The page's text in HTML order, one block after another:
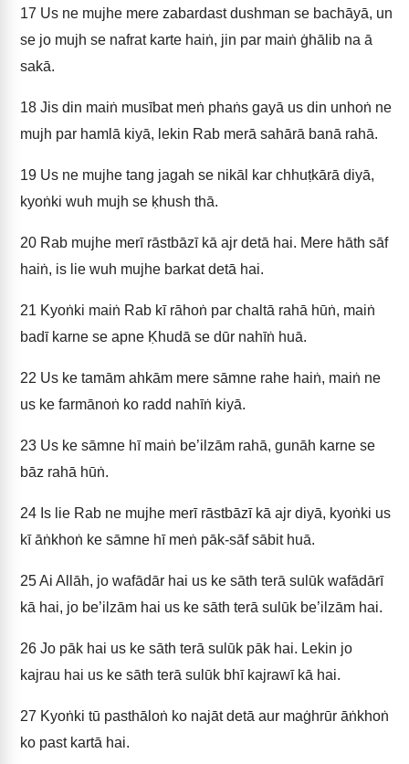
17 Us ne mujhe mere zabardast dushman se bachāyā, un
se jo mujh se nafrat karte haiṅ, jin par maiṅ ġhālib na ā
sakā.
18 Jis din maiṅ musībat meṅ phaṅs gayā us din unhoṅ ne
mujh par hamlā kiyā, lekin Rab merā sahārā banā rahā.
19 Us ne mujhe tang jagah se nikāl kar chhuṭkārā diyā,
kyoṅki wuh mujh se ḳhush thā.
20 Rab mujhe merī rāstbāzī kā ajr detā hai. Mere hāth sāf
haiṅ, is lie wuh mujhe barkat detā hai.
21 Kyoṅki maiṅ Rab kī rāhoṅ par chaltā rahā hūṅ, maiṅ
badī karne se apne Ḳhudā se dūr nahīṅ huā.
22 Us ke tamām ahkām mere sāmne rahe haiṅ, maiṅ ne
us ke farmānoṅ ko radd nahīṅ kiyā.
23 Us ke sāmne hī maiṅ be’ilzām rahā, gunāh karne se
bāz rahā hūṅ.
24 Is lie Rab ne mujhe merī rāstbāzī kā ajr diyā, kyoṅki us
kī āṅkhoṅ ke sāmne hī meṅ pāk-sāf sābit huā.
25Ai Allāh, jo wafādār hai us ke sāth terā sulūk wafādārī
kā hai, jo be’ilzām hai us ke sāth terā sulūk be’ilzām hai.
26 Jo pāk hai us ke sāth terā sulūk pāk hai. Lekin jo
kajrau hai us ke sāth terā sulūk bhī kajrawī kā hai.
27 Kyoṅki tū pasthāloṅ ko najāt detā aur maġhrūr āṅkhoṅ
ko past kartā hai.